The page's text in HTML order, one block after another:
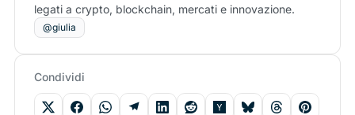
legati a crypto, blockchain, mercati e innovazione.
@giulia
Condividi